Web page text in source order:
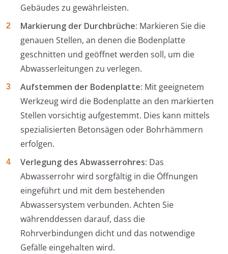
Gebäudes zu gewährleisten.
Markierung der Durchbrüche: Markieren Sie die
genauen Stellen, an denen die Bodenplatte
geschnitten und geöffnet werden soll, um die
Abwasserleitungen zu verlegen.
Aufstemmen der Bodenplatte: Mit geeignetem
Werkzeug wird die Bodenplatte an den markierten
Stellen vorsichtig aufgestemmt. Dies kann mittels
spezialisierten Betonsägen oder Bohrhämmern
erfolgen.
Verlegung des Abwasserrohres: Das
Abwasserrohr wird sorgfältig in die Öffnungen
eingeführt und mit dem bestehenden
Abwassersystem verbunden. Achten Sie
währenddessen darauf, dass die
Rohrverbindungen dicht und das notwendige
Gefälle eingehalten wird.